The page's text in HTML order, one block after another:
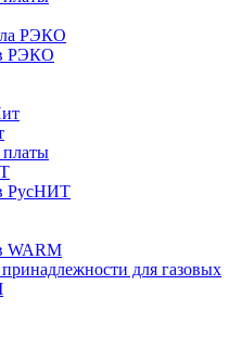
РЭКО
РЭКО
РусНИТ
WARM
для газовых